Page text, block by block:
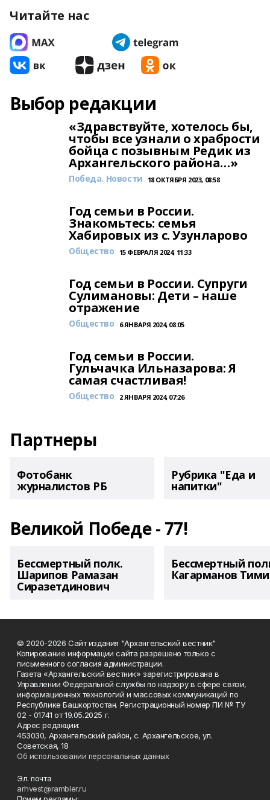
Читайте нас
Выбор редакции
«Здравствуйте, хотелось бы,
чтобы все узнали о храбрости
бойца с позывным Редик из
Архангельского района…»
Победа. Новости 18 ОКТЯБРЯ 2023, 08:58
Год семьи в России.
Знакомьтесь: семья
Хабировых из с. Узунларово
Общество 15 ФЕВРАЛЯ 2024, 11:33
Год семьи в России. Супруги
Сулимановы: Дети – наше
отражение
Общество 6 ЯНВАРЯ 2024, 08:05
Год семьи в России.
Гульчачка Ильназарова: Я
самая счастливая!
Общество 2 ЯНВАРЯ 2024, 07:26
Партнеры
Фотобанк
журналистов РБ
Рубрика "Еда и
напитки"
Великой Победе - 77!
Бессмертный полк.
Шарипов Рамазан
Сиразетдинович
Бессмертный
Кагарманов
© 2020-2026 Сайт издания "Архангельский вестник"
Копирование информации сайта разрешено только с
письменного согласия администрации.
Газета «Архангельский вестник» зарегистрирована в
Управлении Федеральной службы по надзору в сфере связи,
информационных технологий и массовых коммуникаций по
Республике Башкортостан. Регистрационный номер ПИ № ТУ
02 - 01741 от 19.05.2025 г.
Адрес редакции:
453030, Архангельский район, с. Архангельское, ул.
Советская, 18
Об использовании персональных данных
Эл. почта
arhvest@rambler.ru